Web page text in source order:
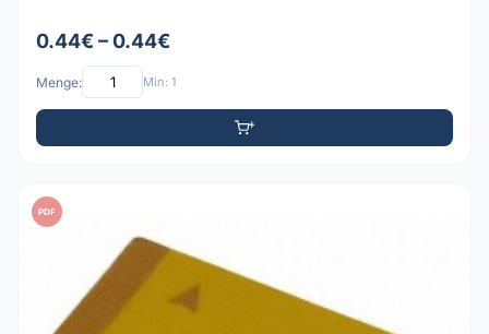
0.44€ – 0.44€
Menge: Min: 1
PDF